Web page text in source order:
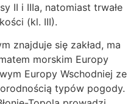
II i IIIa, natomiast trwałe
(kl. III).
znajduje się zakład, ma
morskim Europy
Europy Wschodniej ze
typów pogody.